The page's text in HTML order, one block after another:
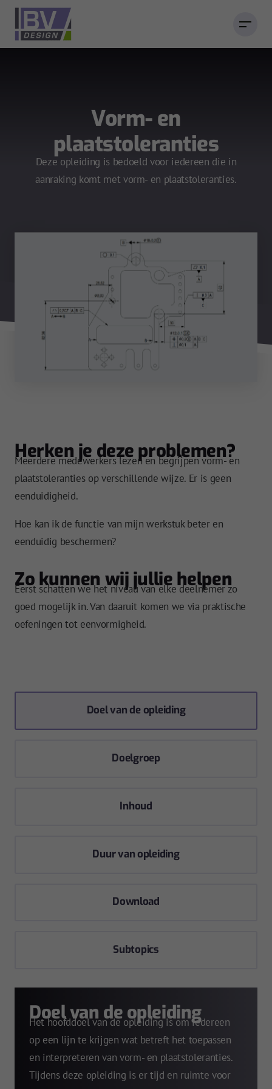
Vorm- en
plaatstoleranties
Deze opleiding is bedoeld voor iedereen die in
aanraking komt met vorm- en plaatstoleranties.
Herken je deze problemen?
Meerdere medewerkers lezen en begrijpen vorm- en
plaatstoleranties op verschillende wijze. Er is geen
eenduidigheid.
Hoe kan ik de functie van mijn werkstuk beter en
eenduidig beschermen?
Zo kunnen wij jullie helpen
Eerst schatten we het niveau van elke deelnemer zo
goed mogelijk in. Van daaruit komen we via praktische
oefeningen tot eenvormigheid.
Doel van de opleiding
Doelgroep
Inhoud
Duur van opleiding
Download
Subtopics
Doel van de opleiding
Het hoofddoel van de opleiding is om iedereen
op een lijn te krijgen wat betreft het toepassen
en interpreteren van vorm- en plaatstoleranties.
Tijdens deze opleiding is er tijd en ruimte voor